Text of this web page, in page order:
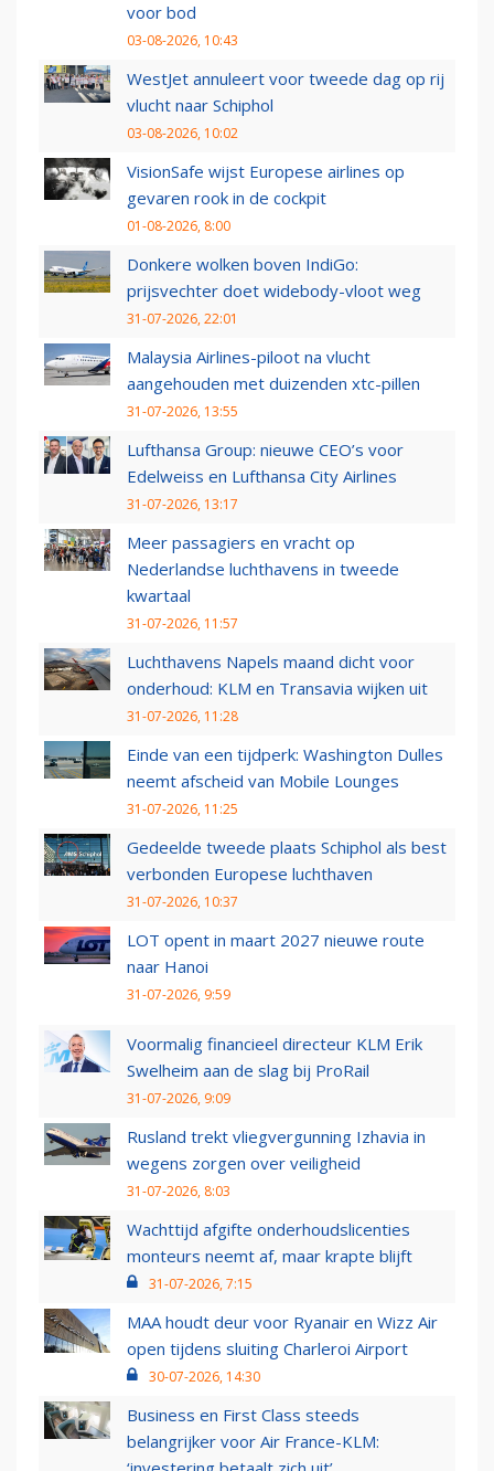
voor bod
03-08-2026, 10:43
WestJet annuleert voor tweede dag op rij
vlucht naar Schiphol
03-08-2026, 10:02
VisionSafe wijst Europese airlines op
gevaren rook in de cockpit
01-08-2026, 8:00
Donkere wolken boven IndiGo:
prijsvechter doet widebody-vloot weg
31-07-2026, 22:01
Malaysia Airlines-piloot na vlucht
aangehouden met duizenden xtc-pillen
31-07-2026, 13:55
Lufthansa Group: nieuwe CEO’s voor
Edelweiss en Lufthansa City Airlines
31-07-2026, 13:17
Meer passagiers en vracht op
Nederlandse luchthavens in tweede
kwartaal
31-07-2026, 11:57
Luchthavens Napels maand dicht voor
onderhoud: KLM en Transavia wijken uit
31-07-2026, 11:28
Einde van een tijdperk: Washington Dulles
neemt afscheid van Mobile Lounges
31-07-2026, 11:25
Gedeelde tweede plaats Schiphol als best
verbonden Europese luchthaven
31-07-2026, 10:37
LOT opent in maart 2027 nieuwe route
naar Hanoi
31-07-2026, 9:59
Voormalig financieel directeur KLM Erik
Swelheim aan de slag bij ProRail
31-07-2026, 9:09
Rusland trekt vliegvergunning Izhavia in
wegens zorgen over veiligheid
31-07-2026, 8:03
Wachttijd afgifte onderhoudslicenties
monteurs neemt af, maar krapte blijft
31-07-2026, 7:15
MAA houdt deur voor Ryanair en Wizz Air
open tijdens sluiting Charleroi Airport
30-07-2026, 14:30
Business en First Class steeds
belangrijker voor Air France-KLM: